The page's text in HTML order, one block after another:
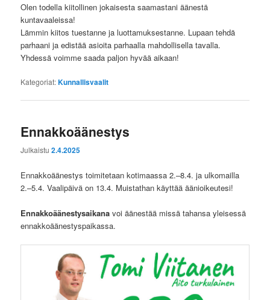
Olen todella kiitollinen jokaisesta saamastani äänestä
kuntavaaleissa!
Lämmin kiitos tuestanne ja luottamuksestanne. Lupaan tehdä
parhaani ja edistää asioita parhaalla mahdollisella tavalla.
Yhdessä voimme saada paljon hyvää aikaan!
Kategoriat:Kunnallisvaalit
Ennakkoäänestys
Julkaistu2.4.2025
Ennakkoäänestys toimitetaan kotimaassa 2.–8.4. ja ulkomailla
2.–5.4. Vaalipäivä on 13.4. Muistathan käyttää äänioikeutesi!
Ennakkoäänestysaikana voi äänestää missä tahansa yleisessä
ennakkoäänestyspaikassa.